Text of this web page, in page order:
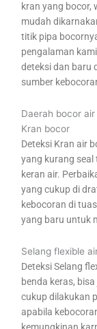
kran yang bocor,
mudah
titik pipa
pengalaman
deteksi dan baru
sumber
Daerah bocor
Kran bocor
Deteksi Kran air
yang kurang seal
keran air.
yang cukup di
kebocoran di
yang baru untuk
Selang flexible
Deteksi Selang
benda keras,
cukup dilakukan
apabila